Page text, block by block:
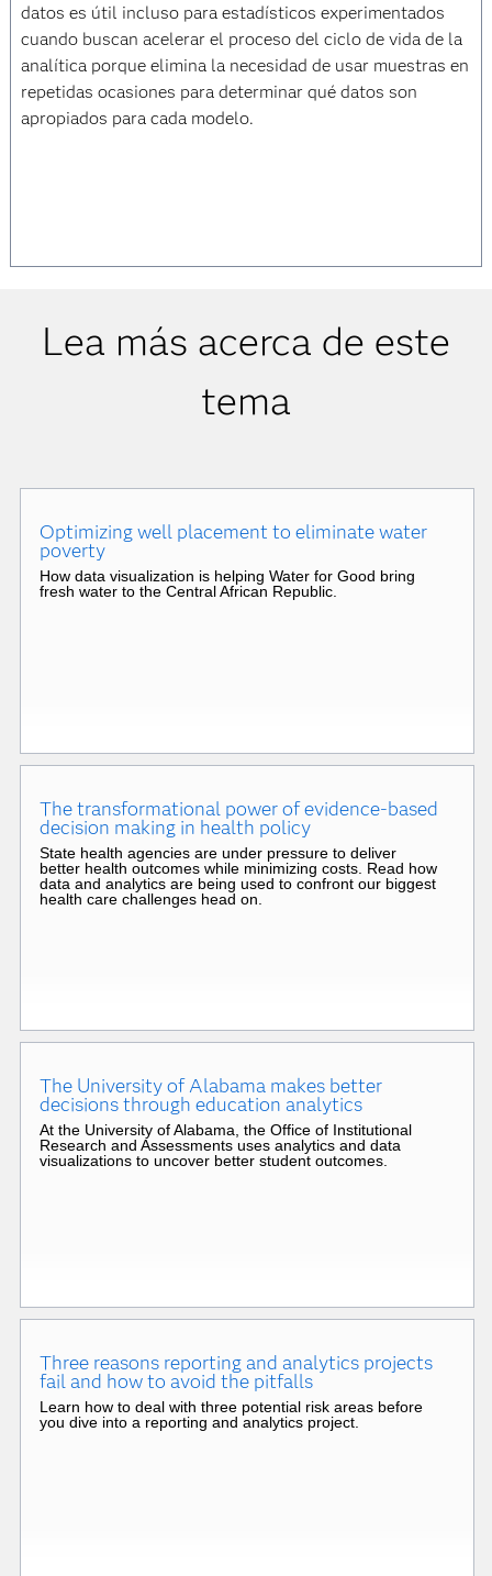
datos es útil incluso para estadísticos experimentados
cuando buscan acelerar el proceso del ciclo de vida de la
analítica porque elimina la necesidad de usar muestras en
repetidas ocasiones para determinar qué datos son
apropiados para cada modelo.
Lea más acerca de este
tema
Optimizing well placement to eliminate water
poverty
How data visualization is helping Water for Good bring
fresh water to the Central African Republic.
The transformational power of evidence-based
decision making in health policy
State health agencies are under pressure to deliver
better health outcomes while minimizing costs. Read how
data and analytics are being used to confront our biggest
health care challenges head on.
The University of Alabama makes better
decisions through education analytics
At the University of Alabama, the Office of Institutional
Research and Assessments uses analytics and data
visualizations to uncover better student outcomes.
Three reasons reporting and analytics projects
fail and how to avoid the pitfalls
Learn how to deal with three potential risk areas before
you dive into a reporting and analytics project.